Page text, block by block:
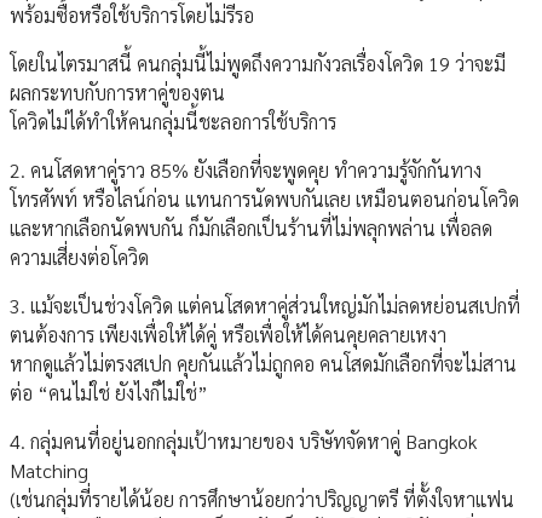
พร้อมซื้อหรือใช้บริการโดยไม่รีรอ
โดยในไตรมาสนี้ คนกลุ่มนี้ไม่พูดถึงความกังวลเรื่องโควิด 19 ว่าจะมี
ผลกระทบกับการหาคู่ของตน
โควิดไม่ได้ทำให้คนกลุ่มนี้ชะลอการใช้บริการ
2. คนโสดหาคู่ราว 85% ยังเลือกที่จะพูดคุย ทำความรู้จักกันทาง
โทรศัพท์ หรือไลน์ก่อน แทนการนัดพบกันเลย เหมือนตอนก่อนโควิด
และหากเลือกนัดพบกัน ก็มักเลือกเป็นร้านที่ไม่พลุกพล่าน เพื่อลด
ความเสี่ยงต่อโควิด
3. แม้จะเป็นช่วงโควิด แต่คนโสดหาคู่ส่วนใหญ่มักไม่ลดหย่อนสเปกที่
ตนต้องการ เพียงเพื่อให้ได้คู่ หรือเพื่อให้ได้คนคุยคลายเหงา
หากดูแล้วไม่ตรงสเปก คุยกันแล้วไม่ถูกคอ คนโสดมักเลือกที่จะไม่สาน
ต่อ “คนไม่ใช่ ยังไงก็ไม่ใช่”
4. กลุ่มคนที่อยู่นอกกลุ่มเป้าหมายของ บริษัทจัดหาคู่ Bangkok
Matching
(เช่นกลุ่มที่รายได้น้อย การศึกษาน้อยกว่าปริญญาตรี ที่ตั้งใจหาแฟน